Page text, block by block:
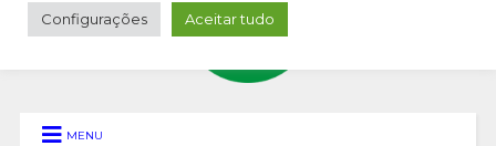
MENU
Configurações Aceitar tudo